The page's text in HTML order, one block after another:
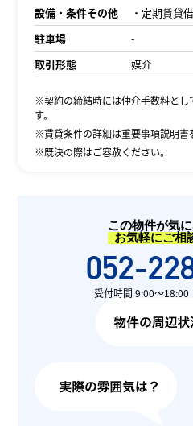
設備・条件その他
・定期賃貸
駐車場
-
取引形態
媒介
※契約の締結時には仲介手数料とし
す。
※賃貸条件の詳細は重要事項説明書
※既決の際はご容赦ください。
この物件が気に
お気軽にご相
052-
受付時間 9:00〜